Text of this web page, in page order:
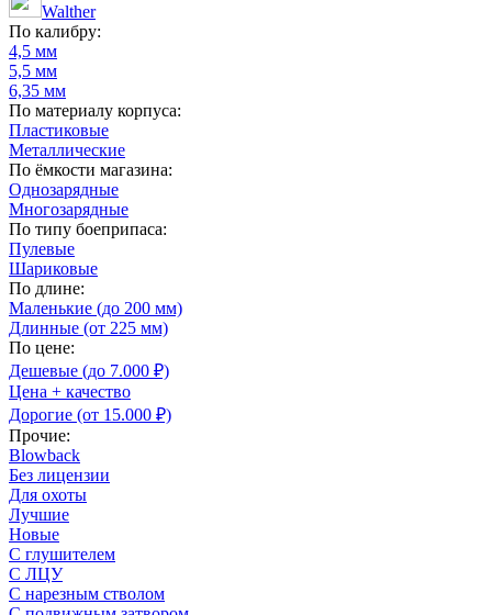
Walther
По калибру:
4,5 мм
5,5 мм
6,35 мм
По материалу корпуса:
Пластиковые
Металлические
По ёмкости магазина:
Однозарядные
Многозарядные
По типу боеприпаса:
Пулевые
Шариковые
По длине:
Маленькие (до 200 мм)
Длинные (от 225 мм)
По цене:
Дешевые (до 7.000 ₽)
Цена + качество
Дорогие (от 15.000 ₽)
Прочие:
Blowback
Без лицензии
Для охоты
Лучшие
Новые
С глушителем
С ЛЦУ
С нарезным стволом